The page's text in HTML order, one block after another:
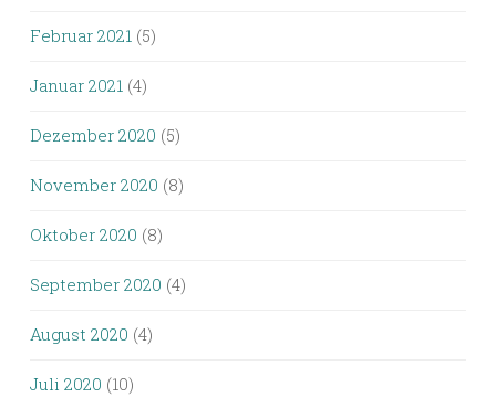
Februar 2021 (5)
Januar 2021 (4)
Dezember 2020 (5)
November 2020 (8)
Oktober 2020 (8)
September 2020 (4)
August 2020 (4)
Juli 2020 (10)